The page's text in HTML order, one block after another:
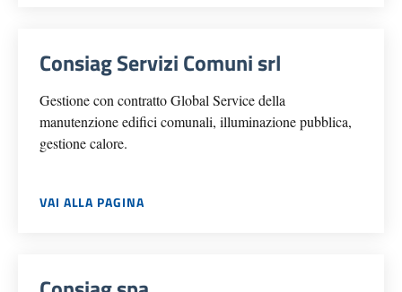
Consiag Servizi Comuni srl
Gestione con contratto Global Service della
manutenzione edifici comunali, illuminazione pubblica,
gestione calore.
VAI ALLA PAGINA